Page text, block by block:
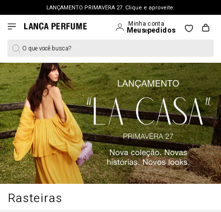
LANÇAMENTO PRIMAVERA 27. Clique e aproveite.
FRETE GRÁTIS | a partir de R$ 699. APROVEITAR >
OUTLET: Até 65% OFF + 15% na 2ª peça. Confira >
LANÇAMENTO PRIMAVERA 27. Clique e aproveite.
O que você busca?
Rasteiras